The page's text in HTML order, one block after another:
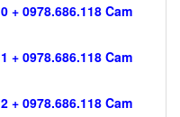
+ 0978.686.118 Cam
+ 0978.686.118 Cam
+ 0978.686.118 Cam